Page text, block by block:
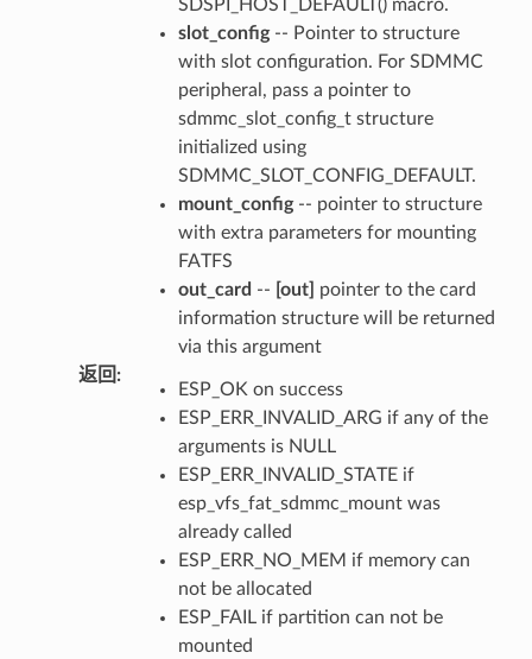
SDSPI_HOST_DEFAULT() macro.
slot_config-- Pointer to structure
with slot configuration. For SDMMC
peripheral, pass a pointer to
sdmmc_slot_config_t structure
initialized using
SDMMC_SLOT_CONFIG_DEFAULT.
mount_config-- pointer to structure
with extra parameters for mounting
FATFS
out_card -- [out]
pointer to the card
information structure will be returned
via this argument
返回 :
ESP_OK on success
ESP_ERR_INVALID_ARG if any of the
arguments is NULL
ESP_ERR_INVALID_STATE if
esp_vfs_fat_sdmmc_mount was
already called
ESP_ERR_NO_MEM if memory can
not be allocated
ESP_FAIL if partition can not be
mounted